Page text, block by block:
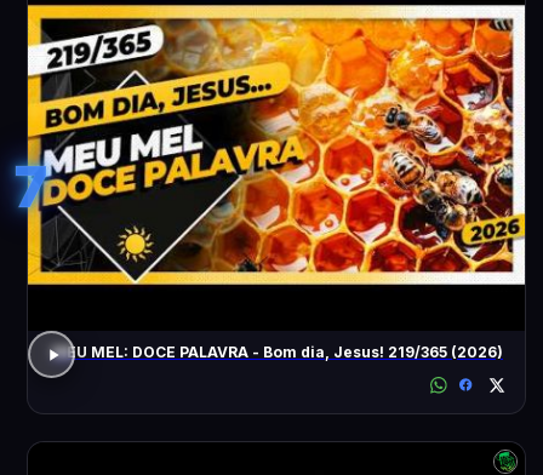
7
MEU MEL: DOCE PALAVRA - Bom dia, Jesus! 219/365 (2026)